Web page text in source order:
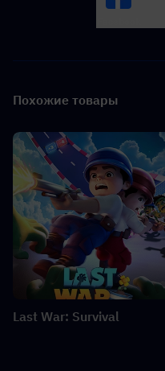
Похожие товары
Last War: Survival